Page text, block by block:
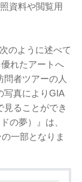
資料や閲覧用
のように述べて
れたアートへ
問者ツアーの人
写真によりGIA
ることができ
の夢）』は、
一部となりま